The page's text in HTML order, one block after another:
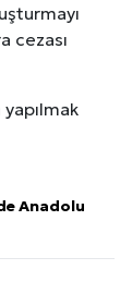
cezası
Anadolu